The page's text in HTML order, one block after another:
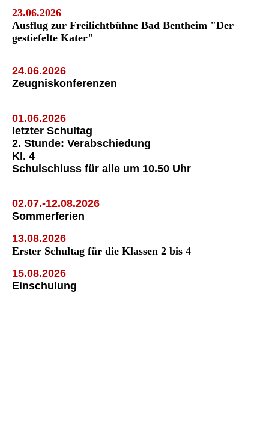
23.06.2026
Ausflug zur Freilichtbühne Bad Bentheim "Der
gestiefelte Kater"
24.06.2026
Zeugniskonferenzen
01.06.2026
letzter Schultag
2. Stunde: Verabschiedung
Kl. 4
Schulschluss für alle um 10.50 Uhr
02.07.-12.08.2026
Sommerferien
13.08.2026
Erster Schultag für die Klassen 2 bis 4
15.08.2026
Einschulung